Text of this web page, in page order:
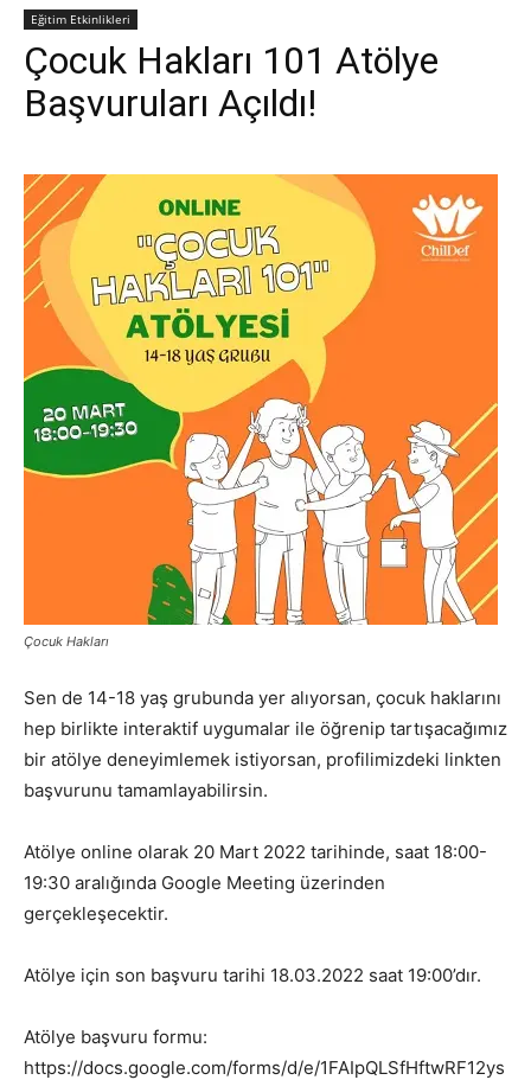
Eğitim Etkinlikleri
Çocuk Hakları 101 Atölye
Başvuruları Açıldı!
Çocuk Hakları
Sen de 14-18 yaş grubunda yer alıyorsan, çocuk haklarını
hep birlikte interaktif uygumalar ile öğrenip tartışacağımız
bir atölye deneyimlemek istiyorsan, profilimizdeki linkten
başvurunu tamamlayabilirsin.
Atölye online olarak 20 Mart 2022 tarihinde, saat 18:00-
19:30 aralığında Google Meeting üzerinden
gerçekleşecektir.
Atölye için son başvuru tarihi 18.03.2022 saat 19:00’dır.
Atölye başvuru formu:
https://docs.google.com/forms/d/e/1FAIpQLSfHftwRF12ys